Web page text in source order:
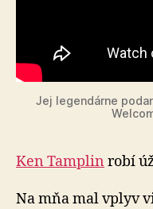
Jej legendárne
Ken Tamplin robí
Na mňa mal vplyv